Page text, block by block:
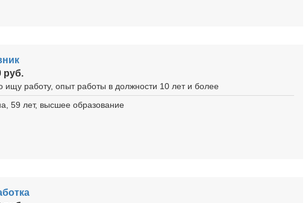
руб.
ищу работу, опыт работы в должности 10 лет и более
59 лет, высшее образование